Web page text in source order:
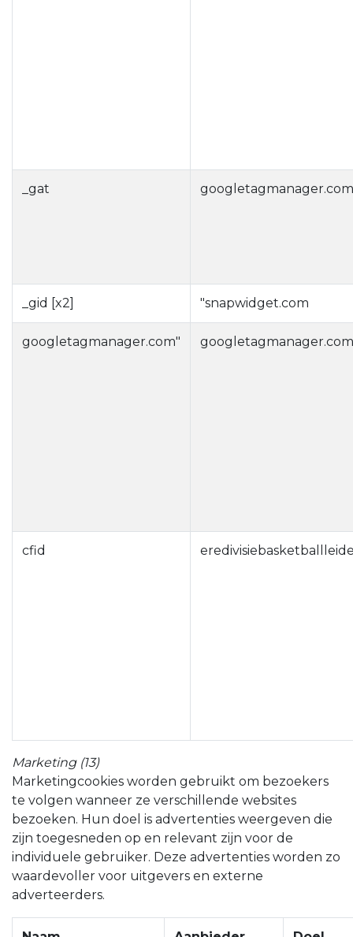
_gat googletagmanager.com
_gid [x2] "snapwidget.com
googletagmanager.com" googletagmanager.com
cfid
Marketing (13)
Marketingcookies worden gebruikt om bezoekers
te volgen wanneer ze verschillende websites
bezoeken. Hun doel is advertenties weergeven die
zijn toegesneden op en relevant zijn voor de
individuele gebruiker. Deze advertenties worden zo
waardevoller voor uitgevers en externe
adverteerders.